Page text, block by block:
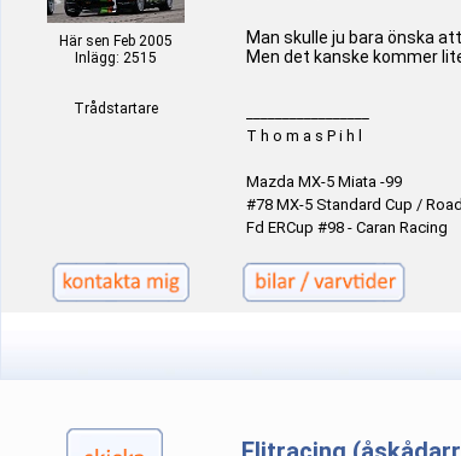
Här sen Feb 2005
Inlägg: 2515
Trådstartare
Man skulle ju bara önska
Men det kanske kommer
T h o m a s P i h l
Mazda MX-5 Miata -99
#78 MX-5 Standard Cup /
Fd ERCup #98 - Caran Racing